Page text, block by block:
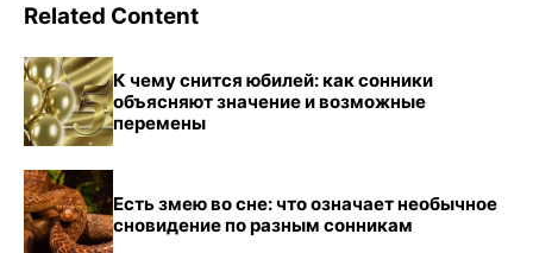
Related Content
К чему снится юбилей: как сонники
объясняют значение и возможные
перемены
Есть змею во сне: что означает необычное
сновидение по разным сонникам